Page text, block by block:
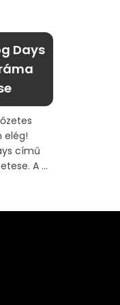
Days
elég!
című
A ...